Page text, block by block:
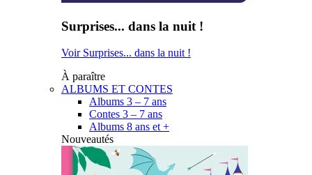
Surprises... dans la nuit !
Voir Surprises... dans la nuit !
À paraître
ALBUMS ET CONTES
Albums 3 – 7 ans
Contes 3 – 7 ans
Albums 8 ans et +
Nouveautés